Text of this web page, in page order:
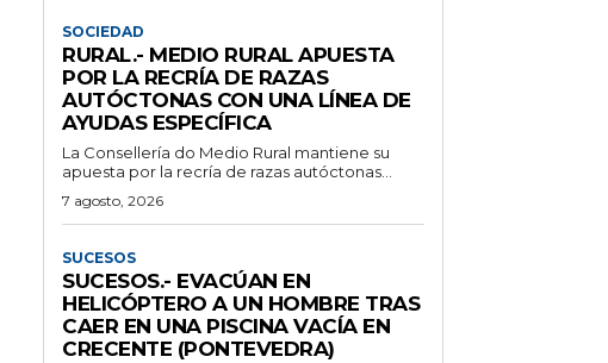
SOCIEDAD
RURAL.- MEDIO RURAL APUESTA
POR LA RECRÍA DE RAZAS
AUTÓCTONAS CON UNA LÍNEA DE
AYUDAS ESPECÍFICA
La Consellería do Medio Rural mantiene su
apuesta por la recría de razas autóctonas...
7 agosto, 2026
SUCESOS
SUCESOS.- EVACÚAN EN
HELICÓPTERO A UN HOMBRE TRAS
CAER EN UNA PISCINA VACÍA EN
CRECENTE (PONTEVEDRA)